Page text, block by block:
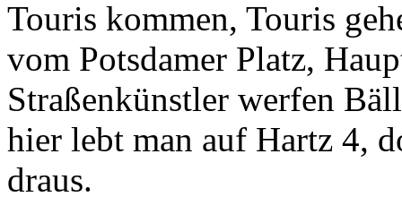
Touris kommen, Touris
vom Potsdamer Platz,
Straßenkünstler werfen
hier lebt man auf Hartz 4,
draus.